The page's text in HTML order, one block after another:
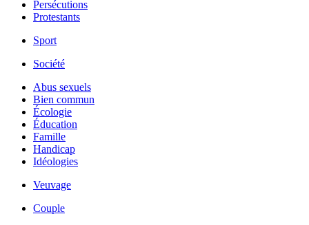
Persécutions
Protestants
Sport
Société
Abus sexuels
Bien commun
Écologie
Éducation
Famille
Handicap
Idéologies
Veuvage
Couple